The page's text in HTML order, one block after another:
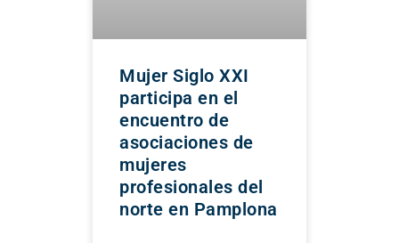
Mujer Siglo XXI
participa en el
encuentro de
asociaciones de
mujeres
profesionales del
norte en Pamplona